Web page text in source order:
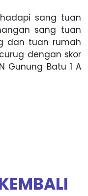
sang tuan
sang tuan
dan tuan rumah
dengan skor
Gunung Batu 1 A